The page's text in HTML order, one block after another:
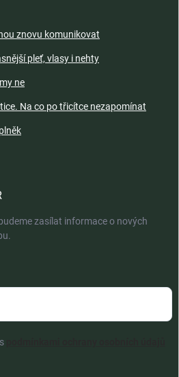
znovu komunikovat
pleť, vlasy i nehty
ne
Na co po třicítce nezapomínat
zasílat informace o nových